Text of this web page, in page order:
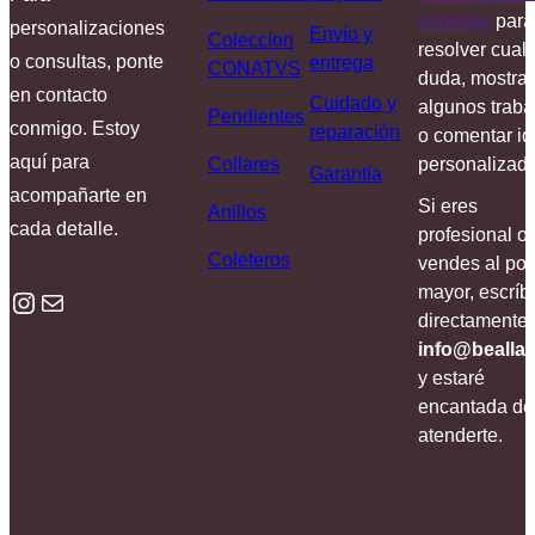
personalizaciones
o consultas, ponte
en contacto
conmigo. Estoy
aquí para
acompañarte en
cada detalle.
Instagram
Mail
Coleccíon
CONATVS
Pendientes
Collares
Anillos
Coleteros
Envío y
entrega
Cuidado y
reparación
Garantía
conmigo para
resolver
duda,
algunos
o comentar
Si eres
profesional o
vendes al por
mayor,
directamente
y estaré
encantada de
atenderte.